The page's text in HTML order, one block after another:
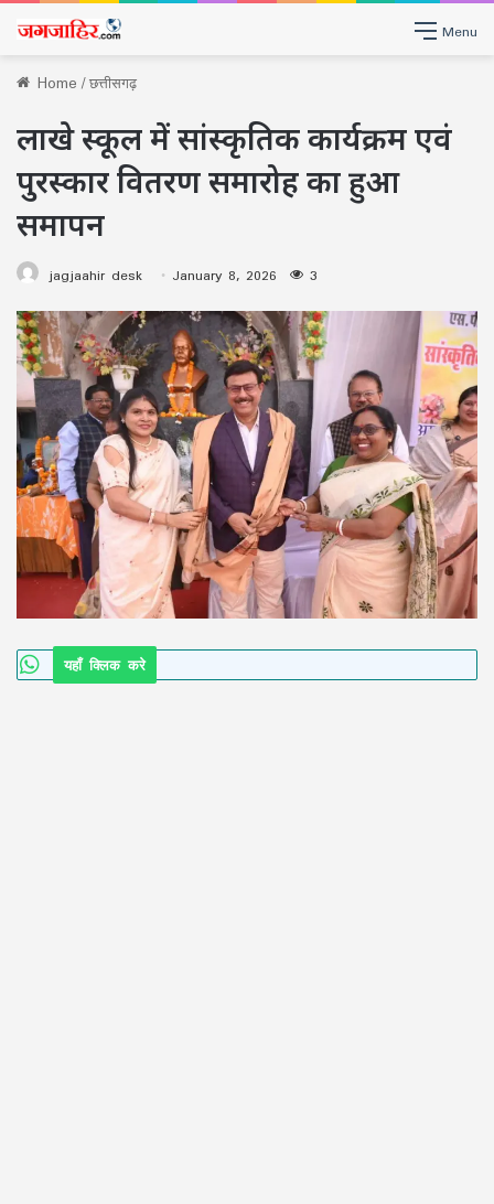
Menu
Home/छत्तीसगढ़
लाखे स्कूल में सांस्कृतिक कार्यक्रम एवं
पुरस्कार वितरण समारोह का हुआ
समापन
jagjaahir desk January 8, 2026 3
यहाँ क्लिक करे